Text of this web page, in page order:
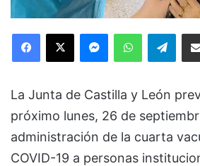
Facebook
X MessengerWhatsApp
La Junta de Castilla y León
próximo lunes, 26 de
administración de la cuarta
COVID-19 a personas